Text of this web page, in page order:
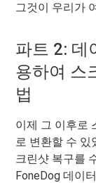
그것이 우리가
파트 2: 데
용하여 스
법
이제 그 이후로
로 변환할 수 있
크린샷 복구를
FoneDog 데이